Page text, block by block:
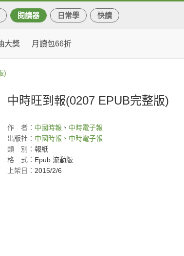
閱讀器 日常學 快讀
大獎 月讀包66折
)
中時旺到報(0207 EPUB完整版)
作 者： 中國時報 、 中時電子報
出版社： 中國時報、中時電子報
類
別： 報紙
格
式： Epub 流動版
上架日： 2015/2/6